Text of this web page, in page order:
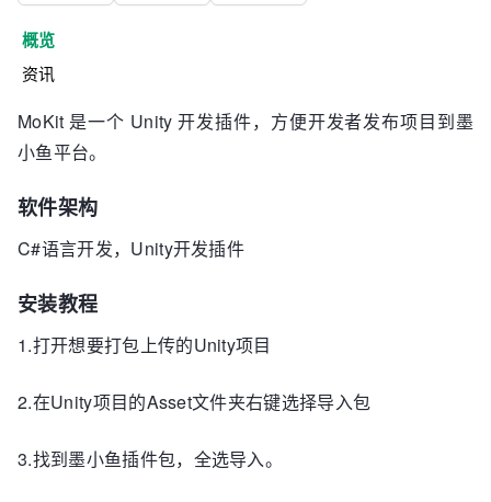
概览
资讯
MoKit 是一个 Unity 开发插件，方便开发者发布项目到墨
小鱼平台。
软件架构
C#语言开发，Unity开发插件
安装教程
1.打开想要打包上传的Unity项目
2.在Unity项目的Asset文件夹右键选择导入包
3.找到墨小鱼插件包，全选导入。